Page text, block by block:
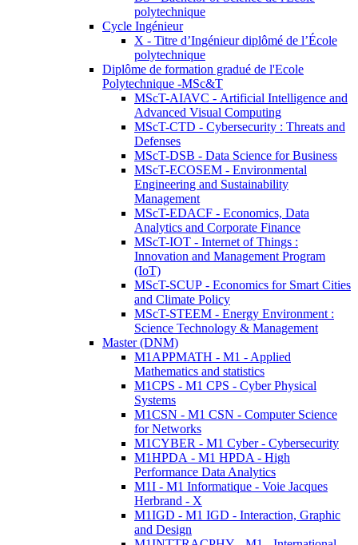
polytechnique
Cycle Ingénieur
X - Titre d’Ingénieur diplômé de l’École
polytechnique
Diplôme de formation gradué de l'Ecole
Polytechnique -MSc&T
MScT-AIAVC - Artificial Intelligence and
Advanced Visual Computing
MScT-CTD - Cybersecurity : Threats and
Defenses
MScT-DSB - Data Science for Business
MScT-ECOSEM - Environmental
Engineering and Sustainability
Management
MScT-EDACF - Economics, Data
Analytics and Corporate Finance
MScT-IOT - Internet of Things :
Innovation and Management Program
(IoT)
MScT-SCUP - Economics for Smart Cities
and Climate Policy
MScT-STEEM - Energy Environment :
Science Technology & Management
Master (DNM)
M1APPMATH - M1 - Applied
Mathematics and statistics
M1CPS - M1 CPS - Cyber Physical
Systems
M1CSN - M1 CSN - Computer Science
for Networks
M1CYBER - M1 Cyber - Cybersecurity
M1HPDA - M1 HPDA - High
Performance Data Analytics
M1I - M1 Informatique - Voie Jacques
Herbrand - X
M1IGD - M1 IGD - Interaction, Graphic
and Design